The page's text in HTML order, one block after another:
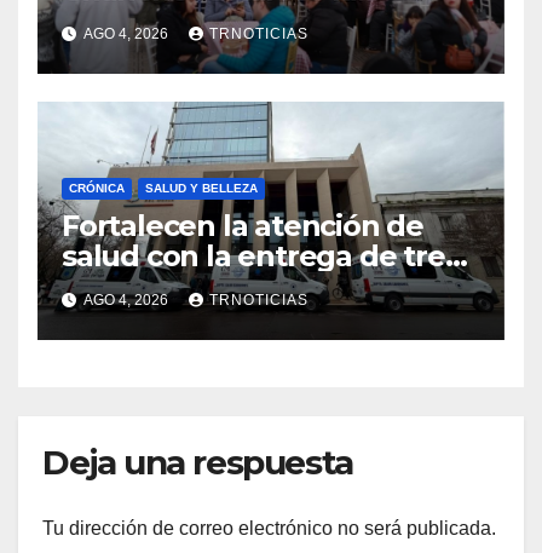
economía local con positivo
impacto en la hotelería y el
emprendimiento
AGO 4, 2026 TRNOTICIAS
CRÓNICA SALUD Y BELLEZA
Fortalecen la atención de
salud con la entrega de tres
nuevas ambulancias para
Cauquenes y Sagrada Familia
AGO 4, 2026 TRNOTICIAS
Deja una respuesta
Tu dirección de correo electrónico no será publicada.